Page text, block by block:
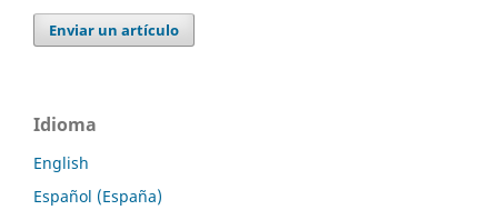
Enviar un artículo
Idioma
English
Español (España)